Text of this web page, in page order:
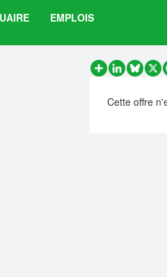
EMPLOIS
PartagerLinkedInX
Cette offre